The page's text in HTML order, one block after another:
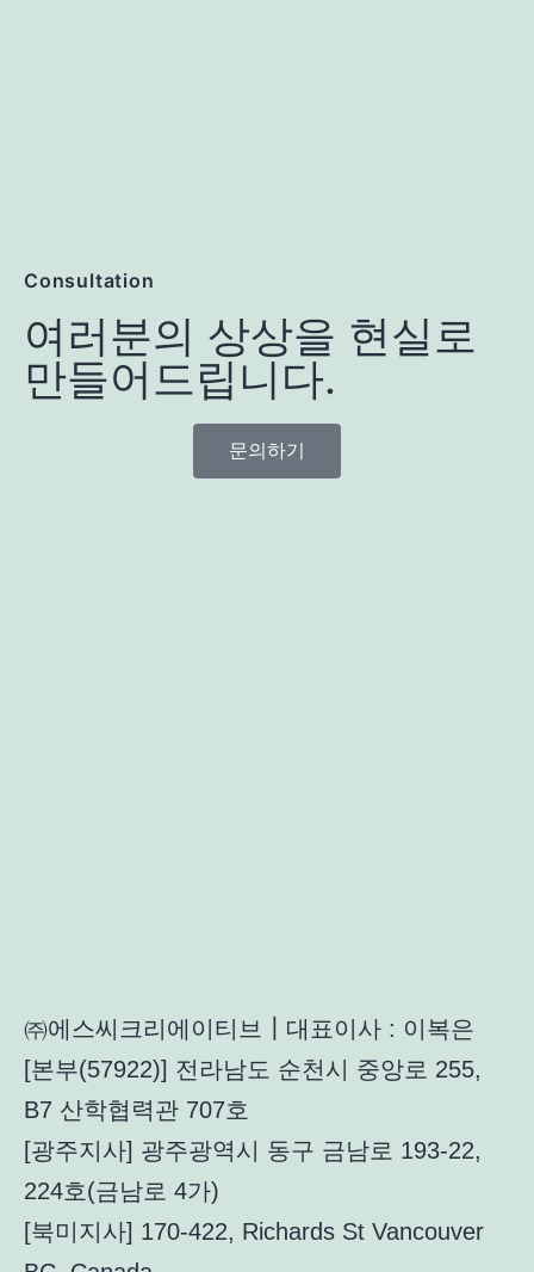
Consultation
여러분의 상상을 현실로
만들어드립니다.
문의하기
㈜에스씨크리에이티브┃대표이사 : 이복은
[본부(57922)] 전라남도 순천시 중앙로 255,
B7 산학협력관 707호
[광주지사] 광주광역시 동구 금남로 193-22,
224호(금남로 4가)
[북미지사] 170-422, Richards St Vancouver